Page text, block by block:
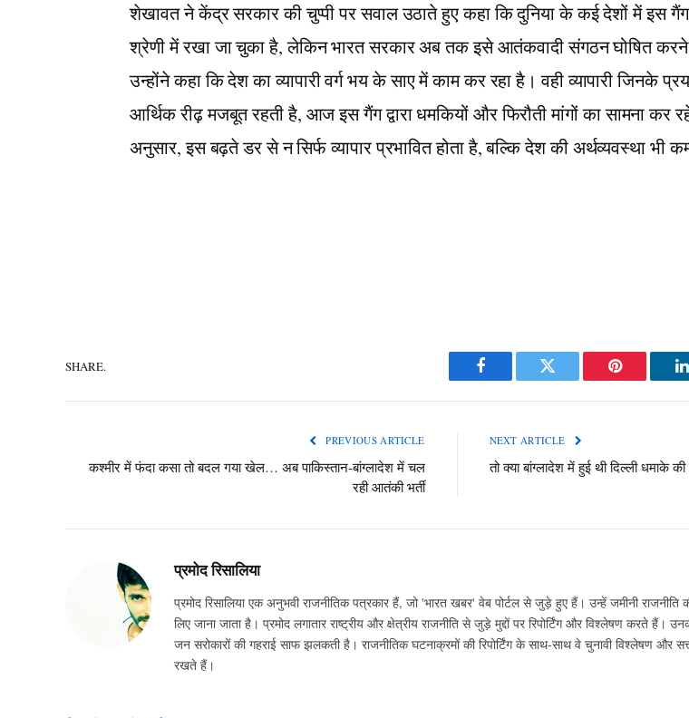
शेखावत ने केंद्र सरकार की चुप्पी पर सवाल उठाते हुए कहा कि दुनिया के कई देशों में इस
श्रेणी में रखा जा चुका है, लेकिन भारत सरकार अब तक इसे आतंकवादी संगठन घोषित करने
उन्होंने कहा कि देश का व्यापारी वर्ग भय के साए में काम कर रहा है। वही व्यापारी जिनके
आर्थिक रीढ़ मजबूत रहती है, आज इस गैंग द्वारा धमकियों और फिरौती मांगों का सामना कर
अनुसार, इस बढ़ते डर से न सिर्फ व्यापार प्रभावित होता है, बल्कि देश की अर्थव्यवस्था भी
SHARE.
Facebook Twitter Pinterest
PREVIOUS ARTICLE
कश्मीर में फंदा कसा तो बदल गया खेल… अब पाकिस्तान-बांग्लादेश में चल
रही आतंकी भर्ती
NEXT ARTICLE
तो क्या बांग्लादेश में हुई थी दिल्ली धमाके की
प्रमोद रिसालिया
प्रमोद रिसालिया एक अनुभवी राजनीतिक पत्रकार हैं, जो 'भारत खबर' वेब पोर्टल से जुड़े हुए हैं। उन्हें जमीनी
लिए जाना जाता है। प्रमोद लगातार राष्ट्रीय और क्षेत्रीय राजनीति से जुड़े मुद्दों पर रिपोर्टिंग और विश्लेषण करते हैं।
जन सरोकारों की गहराई साफ झलकती है। राजनीतिक घटनाक्रमों की रिपोर्टिंग के साथ-साथ वे चुनावी विश्लेषण और
रखते हैं।